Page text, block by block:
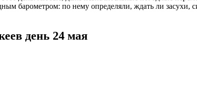
барометром: по нему определяли, ждать ли засухи,
день 24 мая